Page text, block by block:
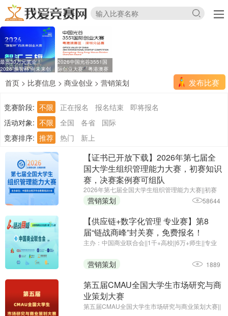
最高30万元奖金！
2026“旗智杯”向未来创
2026中国光谷3551国
际创业大赛「粤港澳赛
发布比赛
首页 > 比赛信息 > 商业创业 > 营销策划
竞赛阶段: 不限 正在报名 报名结束
即将报名
活动对象: 不限 全国 各省
国际
竞赛排序: 推荐 热门 新上
【证书已开放下载】2026年第七届全
国大学生组织管理能力大赛，初赛知识
赛，决赛案例赛可组队
2026年第七届全国大学生组织管理能力大赛||初赛
报名截止时间：2026年6月25日||主办单位：中国商
业经济学会教育培训分会
营销策划 58644
【供应链+数字化管理 专业赛】第8
届“链战商峰”封关赛，免费报名！
主办：中国商业联合会||1千+高校||6万+师生||专业
营销策划 1889
第五届CMAU全国大学生市场研究与商
业策划大赛
第五届CMAU全国大学生市场研究与商业策划大赛||